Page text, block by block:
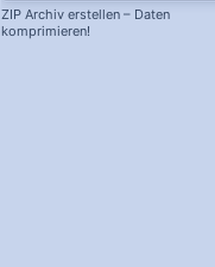
ZIP Archiv erstellen – Daten
komprimieren!